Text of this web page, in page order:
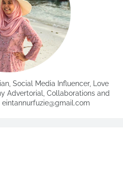
Social Media Influencer, Love
Advertorial, Collaborations and